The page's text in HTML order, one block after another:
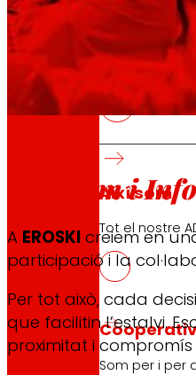
Som
Així som
Tot el nostre
Som per i per
Escoltem i
A EROSKI creiem en
participació i la
Per tot això, cada
que facilitin l’estalvi.
proximitat i